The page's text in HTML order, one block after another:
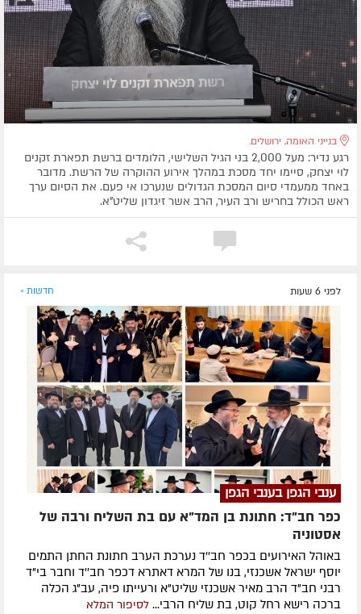
בנייני האומה, ירושלים.
רגע נדיר: מעל 2,000 בני הגיל השלישי, הלומדים ברשת תפארת זקנים
לוי יצחק, סיימו יחד מסכת במהלך אירוע ההוקרה של הרשת. מדובר
באחד ממעמדי סיום המסכת הגדולים שנערכו אי פעם. את הסיום ערך
ראש הכולל בחריש ורב העיר, הרב אשר זיגדון שליט”א.
לפני 6 שעות חדשות »
ענבי הגפן בענבי הגפן
כפר חב"ד: חתונת בן המד"א עם בת השליח ורבה של
אסטוניה
באוהל האירועים בכפר חב''ד נערכת הערב חתונת החתן התמים
יוסף ישראל אשכנזי, בנו של המרא דאתרא דכפר חב''ד וחבר בי"ד
רבני חב"ד הרב מאיר אשכנזי שליט"א ורעייתו פיה, עב"ג הכלה
ברכה רישא רחל קוט, בת שליח הרבי... לסיפור המלא